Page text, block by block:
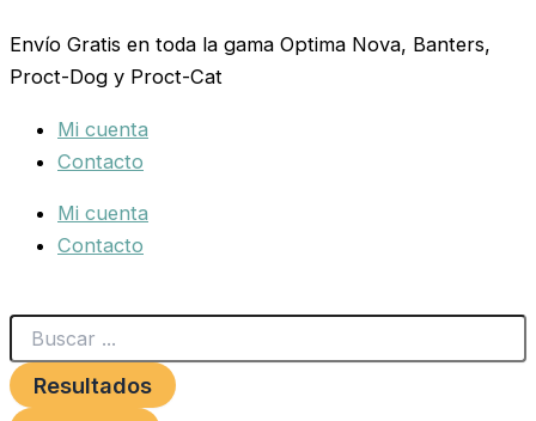
al
contenido
Envío Gratis en toda la gama Optima Nova, Banters,
Proct-Dog y Proct-Cat
Mi cuenta
Contacto
Mi cuenta
Contacto
...
Resultados
HIGIENIZANTE
HIDROALCOHOLICO
1
cantidad